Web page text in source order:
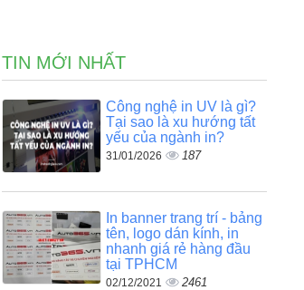
TIN MỚI NHẤT
Công nghệ in UV là gì?
Tại sao là xu hướng tất
yếu của ngành in?
31/01/2026 187
In banner trang trí - bảng
tên, logo dán kính, in
nhanh giá rẻ hàng đầu
tại TPHCM
02/12/2021 2461